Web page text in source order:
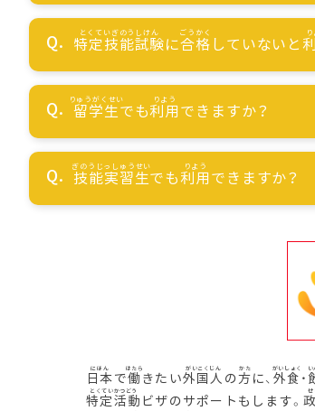
特定技能試験に合格 していないと
留学生でも利用できますか？
技能実習生でも利用できますか？
日本で働きたい外国人 の方に、 外食 ・
特定活動 ビザのサポートもします。